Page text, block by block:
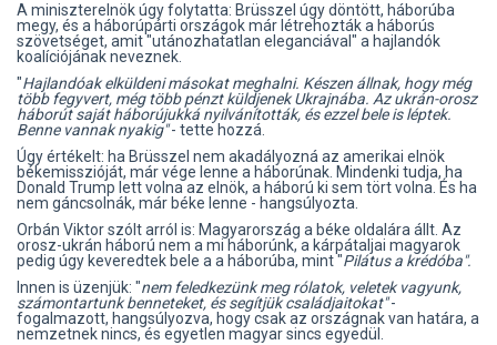
A miniszterelnök úgy folytatta: Brüsszel úgy döntött, háborúba
megy, és a háborúpárti országok már létrehozták a háborús
szövetséget, amit "utánozhatatlan eleganciával" a hajlandók
koalíciójának neveznek.
"Hajlandóak elküldeni másokat meghalni. Készen állnak, hogy még
több fegyvert, még több pénzt küldjenek Ukrajnába. Az ukrán-orosz
háborút saját háborújukká nyilvánították, és ezzel bele is léptek.
Benne vannak nyakig"- tette hozzá.
Úgy értékelt: ha Brüsszel nem akadályozná az amerikai elnök
békemisszióját, már vége lenne a háborúnak. Mindenki tudja, ha
Donald Trump lett volna az elnök, a háború ki sem tört volna. És ha
nem gáncsolnák, már béke lenne - hangsúlyozta.
Orbán Viktor szólt arról is: Magyarország a béke oldalára állt. Az
orosz-ukrán háború nem a mi háborúnk, a kárpátaljai magyarok
pedig úgy keveredtek bele a a háborúba, mint "Pilátus a krédóba".
Innen is üzenjük: "nem feledkezünk meg rólatok, veletek vagyunk,
számontartunk benneteket, és segítjük családjaitokat"-
fogalmazott, hangsúlyozva, hogy csak az országnak van határa, a
nemzetnek nincs, és egyetlen magyar sincs egyedül.